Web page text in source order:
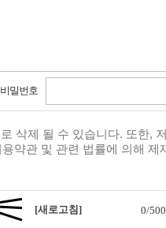
비밀번호
[새로고침] 0/500